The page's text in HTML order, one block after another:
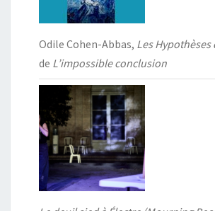
Odile Cohen-Abbas, Les Hypothèses
de L’impossible conclusion